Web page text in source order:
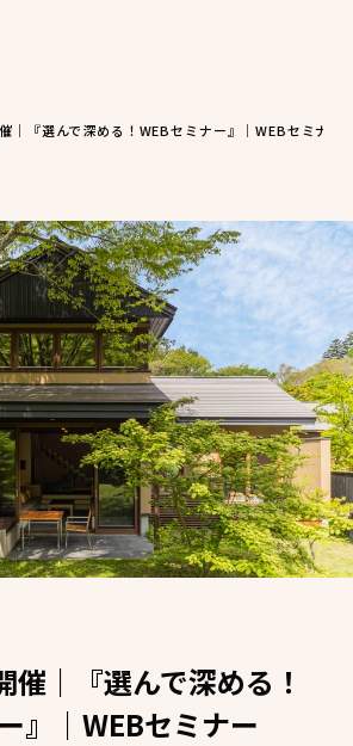
｜『選んで深める！WEBセミナー』｜WEBセミナー
催｜『選んで深める！
』｜WEBセミナー